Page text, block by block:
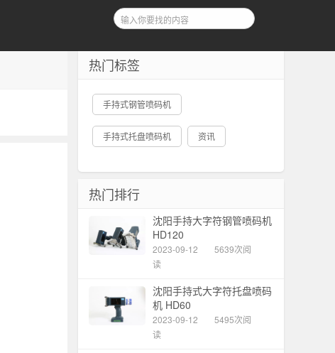
热门标签
手持式钢管喷码机
手持式托盘喷码机 资讯
热门排行
沈阳手持大字符钢管喷码机
HD120
2023-09-12
5639次阅
读
沈阳手持式大字符托盘喷码
机 HD60
2023-09-12
5495次阅
读